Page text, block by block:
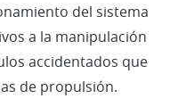
del sistema
a la manipulación
accidentados que
de propulsión.